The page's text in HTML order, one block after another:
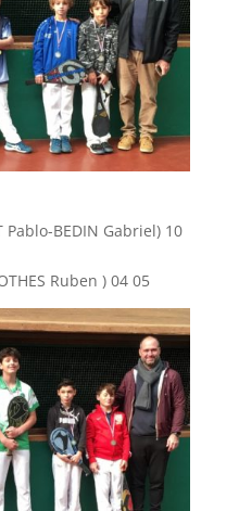
Pablo-BEDIN Gabriel) 10
Ruben ) 04 05